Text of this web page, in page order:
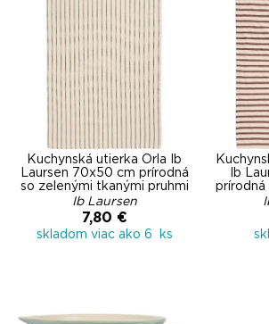
Kuchynská utierka Orla Ib
Laursen 70x50 cm prírodná
so zelenými tkanými pruhmi
Ib Laursen
7,80 €
skladom viac ako 6 ks
Ib
prírodná